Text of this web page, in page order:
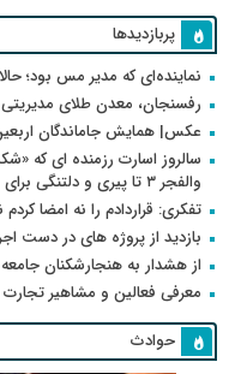
پربازدیدها
نماینده‌ای که مدیر مس بود؛
رفسنجان، معدن طلای
عکس| همایش جاماندگان
سالروز اسارت رزمنده ای که
والفجر ۳ تا پیری و دلتنگی برای رفقای شهید
تفکری: قراردادم را نه امضا
بازدید از پروژه های در
از هشدار به هنجارشکنان
معرفی فعالین و مشاهیر
حوادث